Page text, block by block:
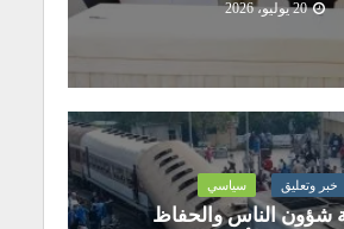
20 يوليو، 2026
خبر وتعليق سياسي
شؤون الناس والحفاظ